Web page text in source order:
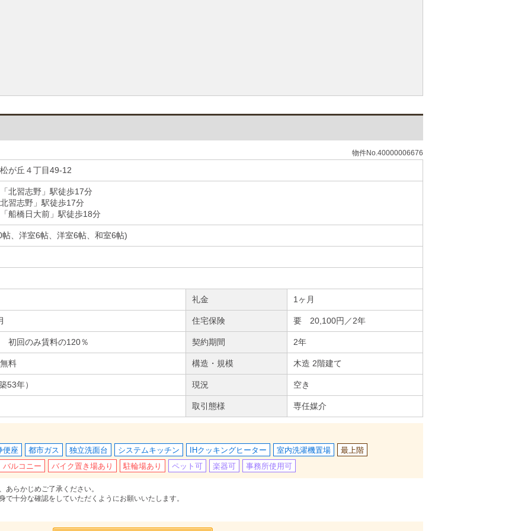
物件No.40000006676
が丘４丁目49-12
北習志野」駅徒歩17分
習志野」駅徒歩17分
船橋日大前」駅徒歩18分
、洋室6帖、洋室6帖、和室6帖)
礼金 1ヶ月
住宅保険 要 20,100円／2年
初回のみ賃料の120％ 契約期間 2年
料 構造・規模 木造 2階建て
53年） 現況 空き
取引態様 専任媒介
便座 都市ガス 独立洗面台 システムキッチン IHクッキングヒーター 室内洗濯機置場
最上階
バルコニー
バイク置き場あり 駐輪場あり ペット可 楽器可 事務所使用可
らかじめご了承ください。
十分な確認をしていただくようにお願いいたします。